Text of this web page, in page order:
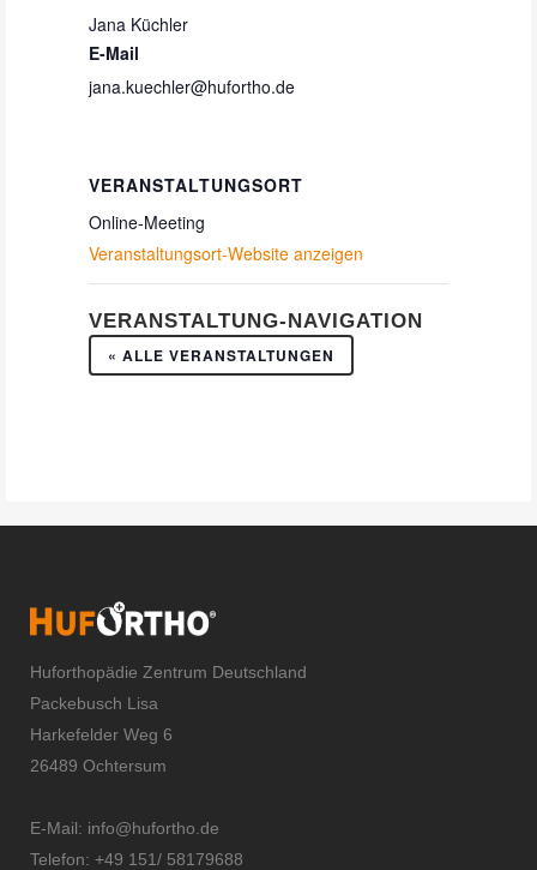
Jana Küchler
E-Mail
jana.kuechler@hufortho.de
VERANSTALTUNGSORT
Online-Meeting
Veranstaltungsort-Website anzeigen
VERANSTALTUNG-NAVIGATION
« ALLE VERANSTALTUNGEN
Huforthopädie Zentrum Deutschland
Packebusch Lisa
Harkefelder Weg 6
26489 Ochtersum
E-Mail: info@hufortho.de
Telefon: +49 151/ 58179688